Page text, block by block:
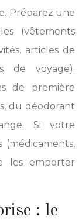
Préparez une
(vêtements
articles de
de voyage).
de première
du déodorant
Si votre
(médicaments,
les emporter
: le